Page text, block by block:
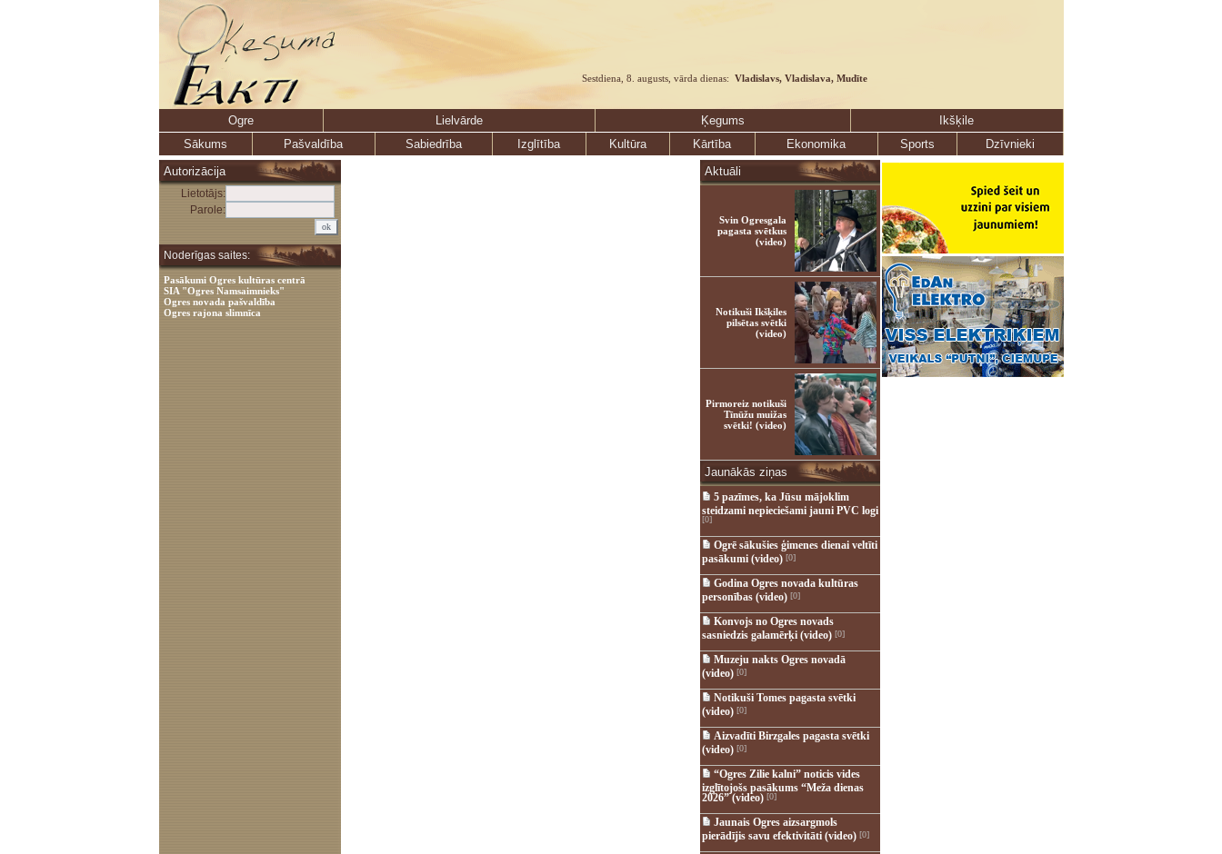
Sestdiena, 8. augusts, vārda dienas: Vladislavs, Vladislava, Mudīte
Ogre Lielvārde Ķegums
Ikšķile
Sākums
Pašvaldība Sabiedrība Izglītība Kultūra Kārtība Ekonomika Sports
Dzīvnieki
Autorizācija
Lietotājs:
Parole:
Noderīgas saites:
Pasākumi Ogres kultūras centrā
SIA "Ogres Namsaimnieks"
Ogres novada pašvaldība
Ogres rajona slimnīca
Aktuāli
Svin Ogresgala
pagasta svētkus
(video)
Notikuši Ikšķiles
pilsētas svētki
(video)
Pirmoreiz notikuši
Tīnūžu muižas
svētki! (video)
Jaunākās ziņas
5 pazīmes, ka Jūsu mājoklim
steidzami nepieciešami jauni PVC logi
[0]
Ogrē sākušies ģimenes dienai veltīti
pasākumi (video)[0]
Godina Ogres novada kultūras
personības (video)[0]
Konvojs no Ogres novads
sasniedzis galamērķi (video)[0]
Muzeju nakts Ogres novadā
(video)[0]
Notikuši Tomes pagasta svētki
(video)[0]
Aizvadīti Birzgales pagasta svētki
(video)[0]
“Ogres Zilie kalni” noticis vides
izglītojošs pasākums “Meža dienas
2026” (video)[0]
Jaunais Ogres aizsargmols
pierādījis savu efektivitāti (video)[0]